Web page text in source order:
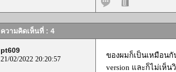
ความคิดเห็นที่ : 4
pt609
21/02/2022 20:20:57
ของผมก็เป็นเหมือนกั
version และก็ไม่เห็น